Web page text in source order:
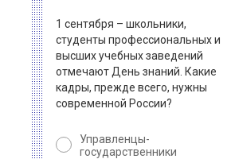
1 сентября – школьники,
студенты профессиональных и
высших учебных заведений
отмечают День знаний. Какие
кадры, прежде всего, нужны
современной России?
Управленцы-
государственники